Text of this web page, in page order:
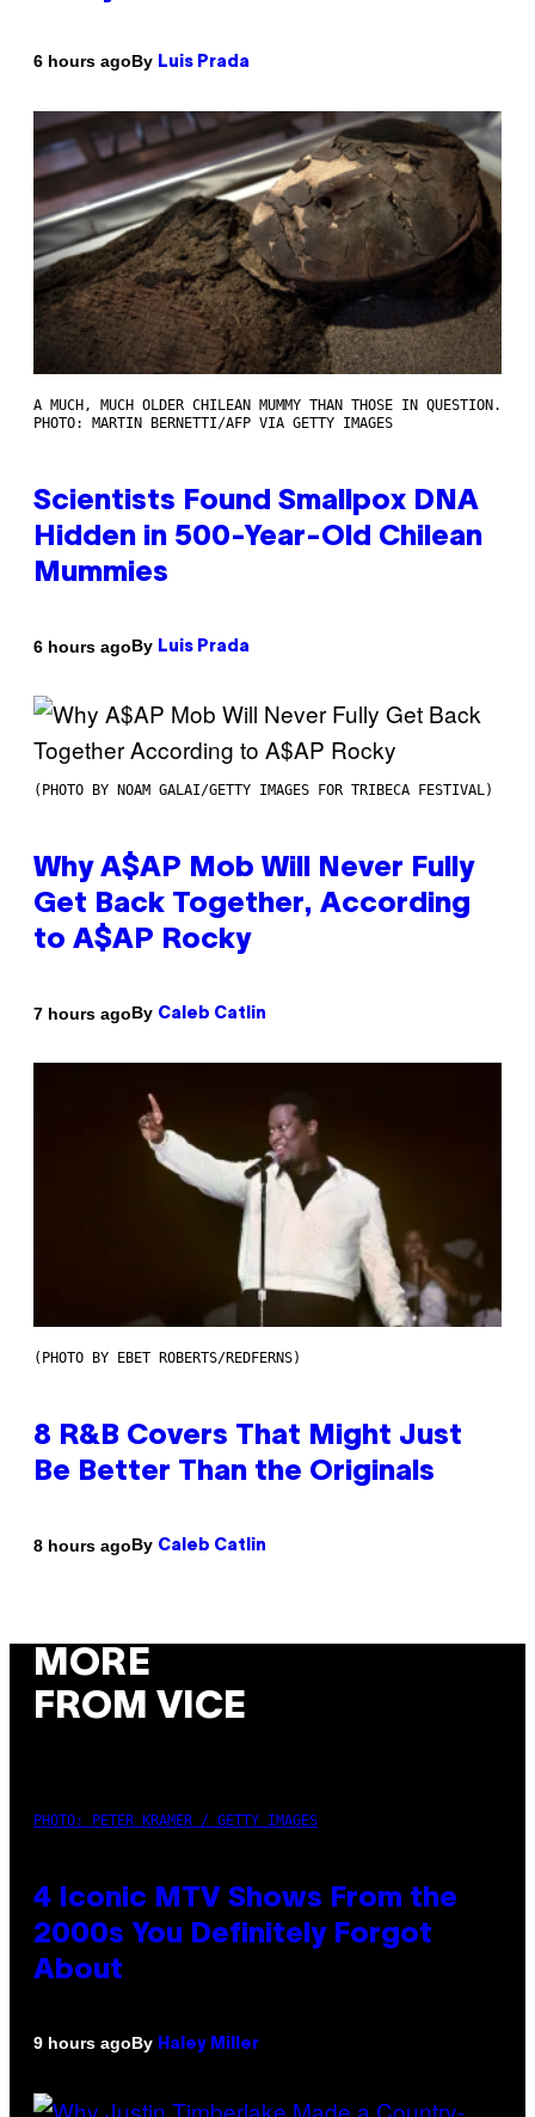
6 hours agoBy Luis Prada
A MUCH, MUCH OLDER CHILEAN MUMMY THAN THOSE IN QUESTION.
PHOTO: MARTIN BERNETTI/AFP VIA GETTY IMAGES
Scientists Found Smallpox DNA
Hidden in 500-Year-Old Chilean
Mummies
6 hours agoBy Luis Prada
(PHOTO BY NOAM GALAI/GETTY IMAGES FOR TRIBECA FESTIVAL)
Why A$AP Mob Will Never Fully
Get Back Together, According
to A$AP Rocky
7 hours agoBy Caleb Catlin
(PHOTO BY EBET ROBERTS/REDFERNS)
8 R&B Covers That Might Just
Be Better Than the Originals
8 hours agoBy Caleb Catlin
MORE
FROM VICE
PHOTO: PETER KRAMER / GETTY IMAGES
4 Iconic MTV Shows From the
2000s You Definitely Forgot
About
9 hours agoBy Haley Miller